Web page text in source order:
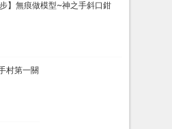
】無痕做模型~神之手斜口鉗
村第一關